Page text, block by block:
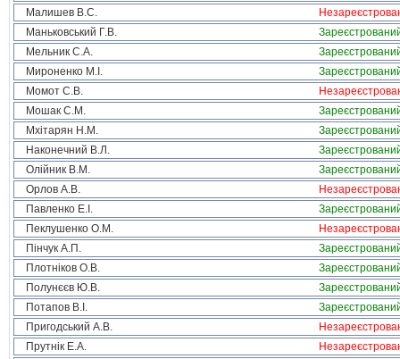
Малишев В.С.
Маньковський Г.В.
Мельник С.А.
Мироненко М.І.
Момот С.В.
Мошак С.М.
Мхітарян Н.М.
Наконечний В.Л.
Олійник В.М.
Орлов А.В.
Павленко Е.І.
Пеклушенко О.М.
Пінчук А.П.
Плотніков О.В.
Полунєєв Ю.В.
Потапов В.І.
Пригодський А.В.
Прутнік Е.А.